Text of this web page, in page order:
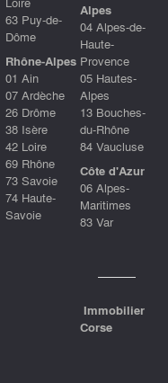
63 Puy-de-
Dôme
Rhône-Alpes
01 Ain
07 Ardèche
26 Drôme
38 Isère
42 Loire
69 Rhône
73 Savoie
74 Haute-
Savoie
Alpes
04 Alpes-de-
Haute-
Provence
05 Hautes-
Alpes
13 Bouches-
du-Rhône
84 Vaucluse
Côte d'Azur
06 Alpes-
Maritimes
83 Var
Immobilier
Corse